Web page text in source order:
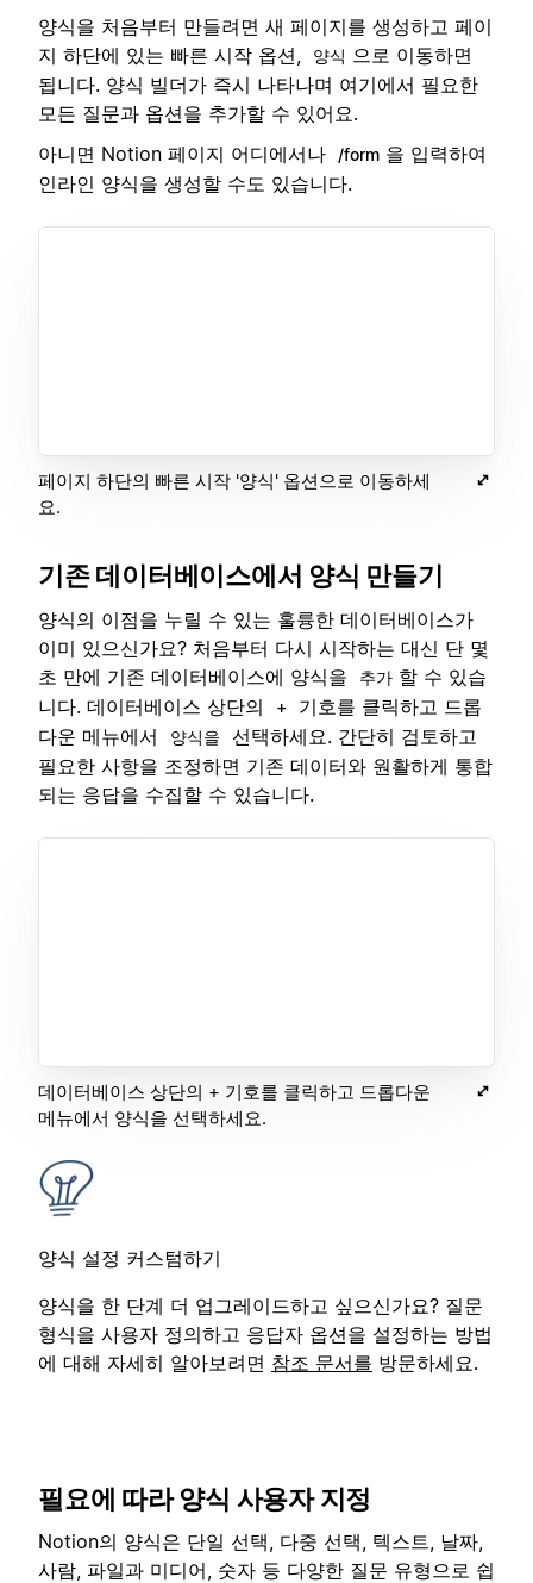
양식을 처음부터 만들려면 새 페이지를 생성하고 페이
지 하단에 있는 빠른 시작 옵션,
양식 으로 이동하면
됩니다. 양식 빌더가 즉시 나타나며 여기에서 필요한
모든 질문과 옵션을 추가할 수 있어요.
아니면 Notion 페이지 어디에서나
/form 을 입력하여
인라인 양식을 생성할 수도 있습니다.
페이지 하단의 빠른 시작 '양식' 옵션으로 이동하세
요.
기존 데이터베이스에서 양식 만들기
양식의 이점을 누릴 수 있는 훌륭한 데이터베이스가
이미 있으신가요? 처음부터 다시 시작하는 대신 단 몇
초 만에 기존 데이터베이스에 양식을
추가 할 수 있습
니다. 데이터베이스 상단의
+
기호를 클릭하고 드롭
다운 메뉴에서
양식을
선택하세요. 간단히 검토하고
필요한 사항을 조정하면 기존 데이터와 원활하게 통합
되는 응답을 수집할 수 있습니다.
데이터베이스 상단의 + 기호를 클릭하고 드롭다운
메뉴에서 양식을 선택하세요.
양식 설정 커스텀하기
양식을 한 단계 더 업그레이드하고 싶으신가요? 질문
형식을 사용자 정의하고 응답자 옵션을 설정하는 방법
에 대해 자세히 알아보려면 참조 문서를 방문하세요.
필요에 따라 양식 사용자 지정
Notion의 양식은 단일 선택, 다중 선택, 텍스트, 날짜,
사람, 파일과 미디어, 숫자 등 다양한 질문 유형으로 쉽